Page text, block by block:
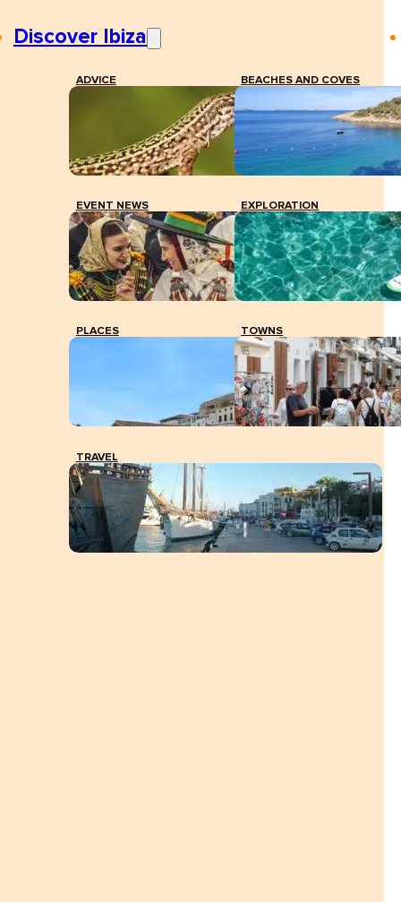
Discover Ibiza
ADVICE BEACHES AND COVES
EVENT NEWS EXPLORATION
PLACES TOWNS
TRAVEL